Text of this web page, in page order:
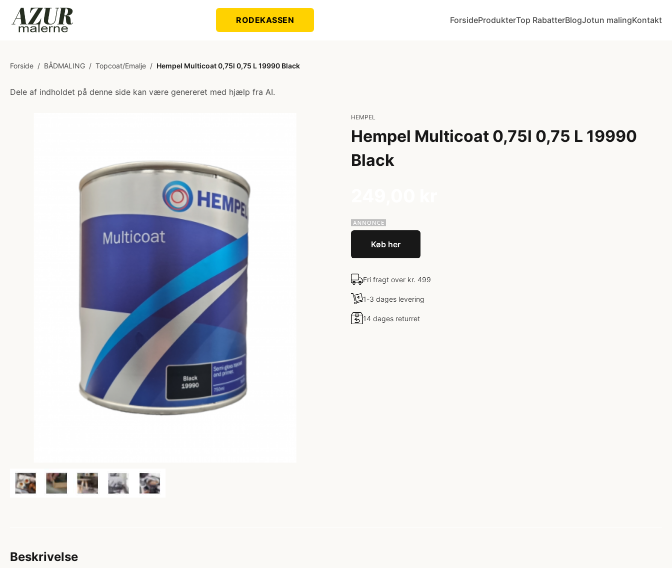
RODEKASSEN ForsideProdukterTop RabatterBlogJotun malingKontakt
Forside / BÅDMALING / Topcoat/Emalje / Hempel Multicoat 0,75l 0,75 L 19990 Black
Dele af indholdet på denne side kan være genereret med hjælp fra AI.
HEMPEL
Hempel Multicoat 0,75l 0,75 L 19990
Black
Køb her
Fri fragt over kr. 499
1-3 dages levering
14 dages returret
Beskrivelse